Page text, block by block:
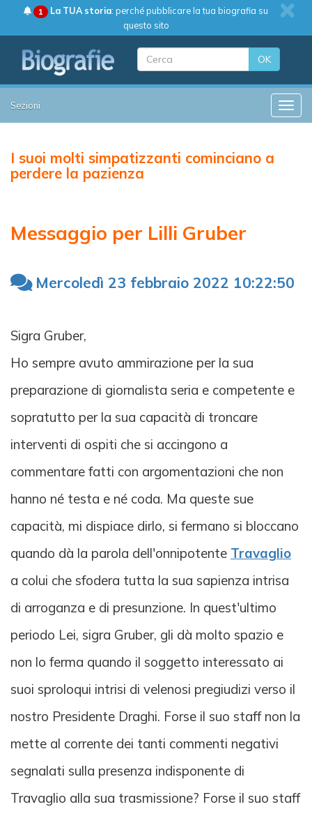
1 La TUA storia: perché pubblicare la tua biografia su
questo sito
OK
Sezioni
I suoi molti simpatizzanti cominciano a
perdere la pazienza
Messaggio per Lilli Gruber
Mercoledì 23 febbraio 2022 10:22:50
Sigra Gruber,
Ho sempre avuto ammirazione per la sua
preparazione di giornalista seria e competente e
sopratutto per la sua capacità di troncare
interventi di ospiti che si accingono a
commentare fatti con argomentazioni che non
hanno né testa e né coda. Ma queste sue
capacità, mi dispiace dirlo, si fermano si bloccano
quando dà la parola dell'onnipotente Travaglio
a colui che sfodera tutta la sua sapienza intrisa
di arroganza e di presunzione. In quest'ultimo
periodo Lei, sigra Gruber, gli dà molto spazio e
non lo ferma quando il soggetto interessato ai
suoi sproloqui intrisi di velenosi pregiudizi verso il
nostro Presidente Draghi. Forse il suo staff non la
mette al corrente dei tanti commenti negativi
segnalati sulla presenza indisponente di
Travaglio alla sua trasmissione? Forse il suo staff